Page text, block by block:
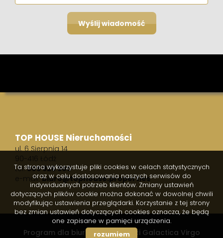
TOP HOUSE Nieruchomości
ul. 6 Sierpnia 14
90-416 Łódź
tel.505 926 900
e-mail:biuro@tophouse.properties
Program dla biur nieruchomości Galactica Virgo
Ta strona wykorzystuje pliki cookies w celach statystycznych
oraz w celu dostosowania naszych serwisów do
indywidualnych potrzeb klientów. Zmiany ustawień
dotyczących plików cookie można dokonać w dowolnej chwili
modyfikując ustawienia przeglądarki. Korzystanie z tej strony
bez zmian ustawień dotyczących cookies oznacza, że będą
one zapisane w pamięci urządzenia.
rozumiem